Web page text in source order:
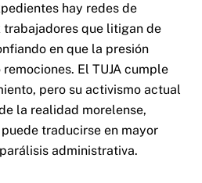
hay redes de
trabajadores que litigan de
en que la presión
El TUJA cumple
pero su activismo actual
la realidad morelense,
traducirse en mayor
administrativa.